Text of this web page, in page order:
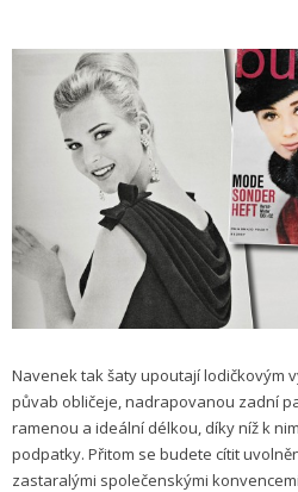
Navenek tak šaty upoutají lodičkovým
půvab obličeje, nadrapovanou zadní
ramenou a ideální délkou, díky níž k
podpatky. Přitom se budete cítit
zastaralými společenskými